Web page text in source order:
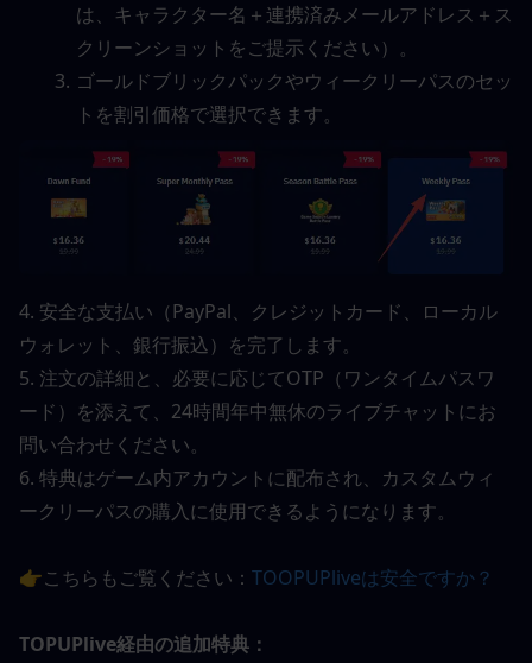
は、キャラクター名＋連携済みメールアドレス＋ス
クリーンショットをご提示ください）。
ゴールドブリックパックやウィークリーパスのセッ
トを割引価格で選択できます。
4. 安全な支払い（PayPal、クレジットカード、ローカル
ウォレット、銀行振込）を完了します。
5. 注文の詳細と、必要に応じてOTP（ワンタイムパスワ
ード）を添えて、24時間年中無休のライブチャットにお
問い合わせください。
6. 特典はゲーム内アカウントに配布され、カスタムウィ
ークリーパスの購入に使用できるようになります。
👉こちらもご覧ください： TOOPUPliveは安全ですか？
TOPUPlive経由の追加特典：